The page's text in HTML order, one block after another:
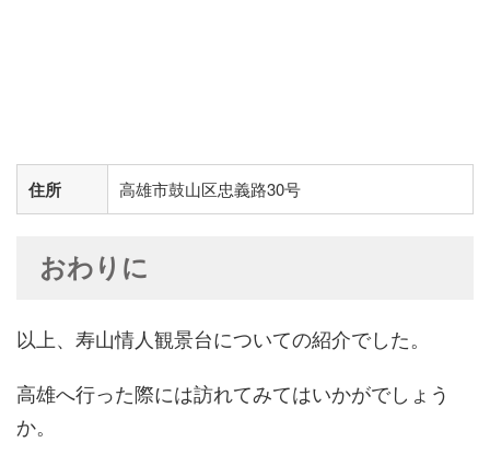
住所 高雄市鼓山区忠義路30号
おわりに
以上、寿山情人観景台についての紹介でした。
高雄へ行った際には訪れてみてはいかがでしょう
か。